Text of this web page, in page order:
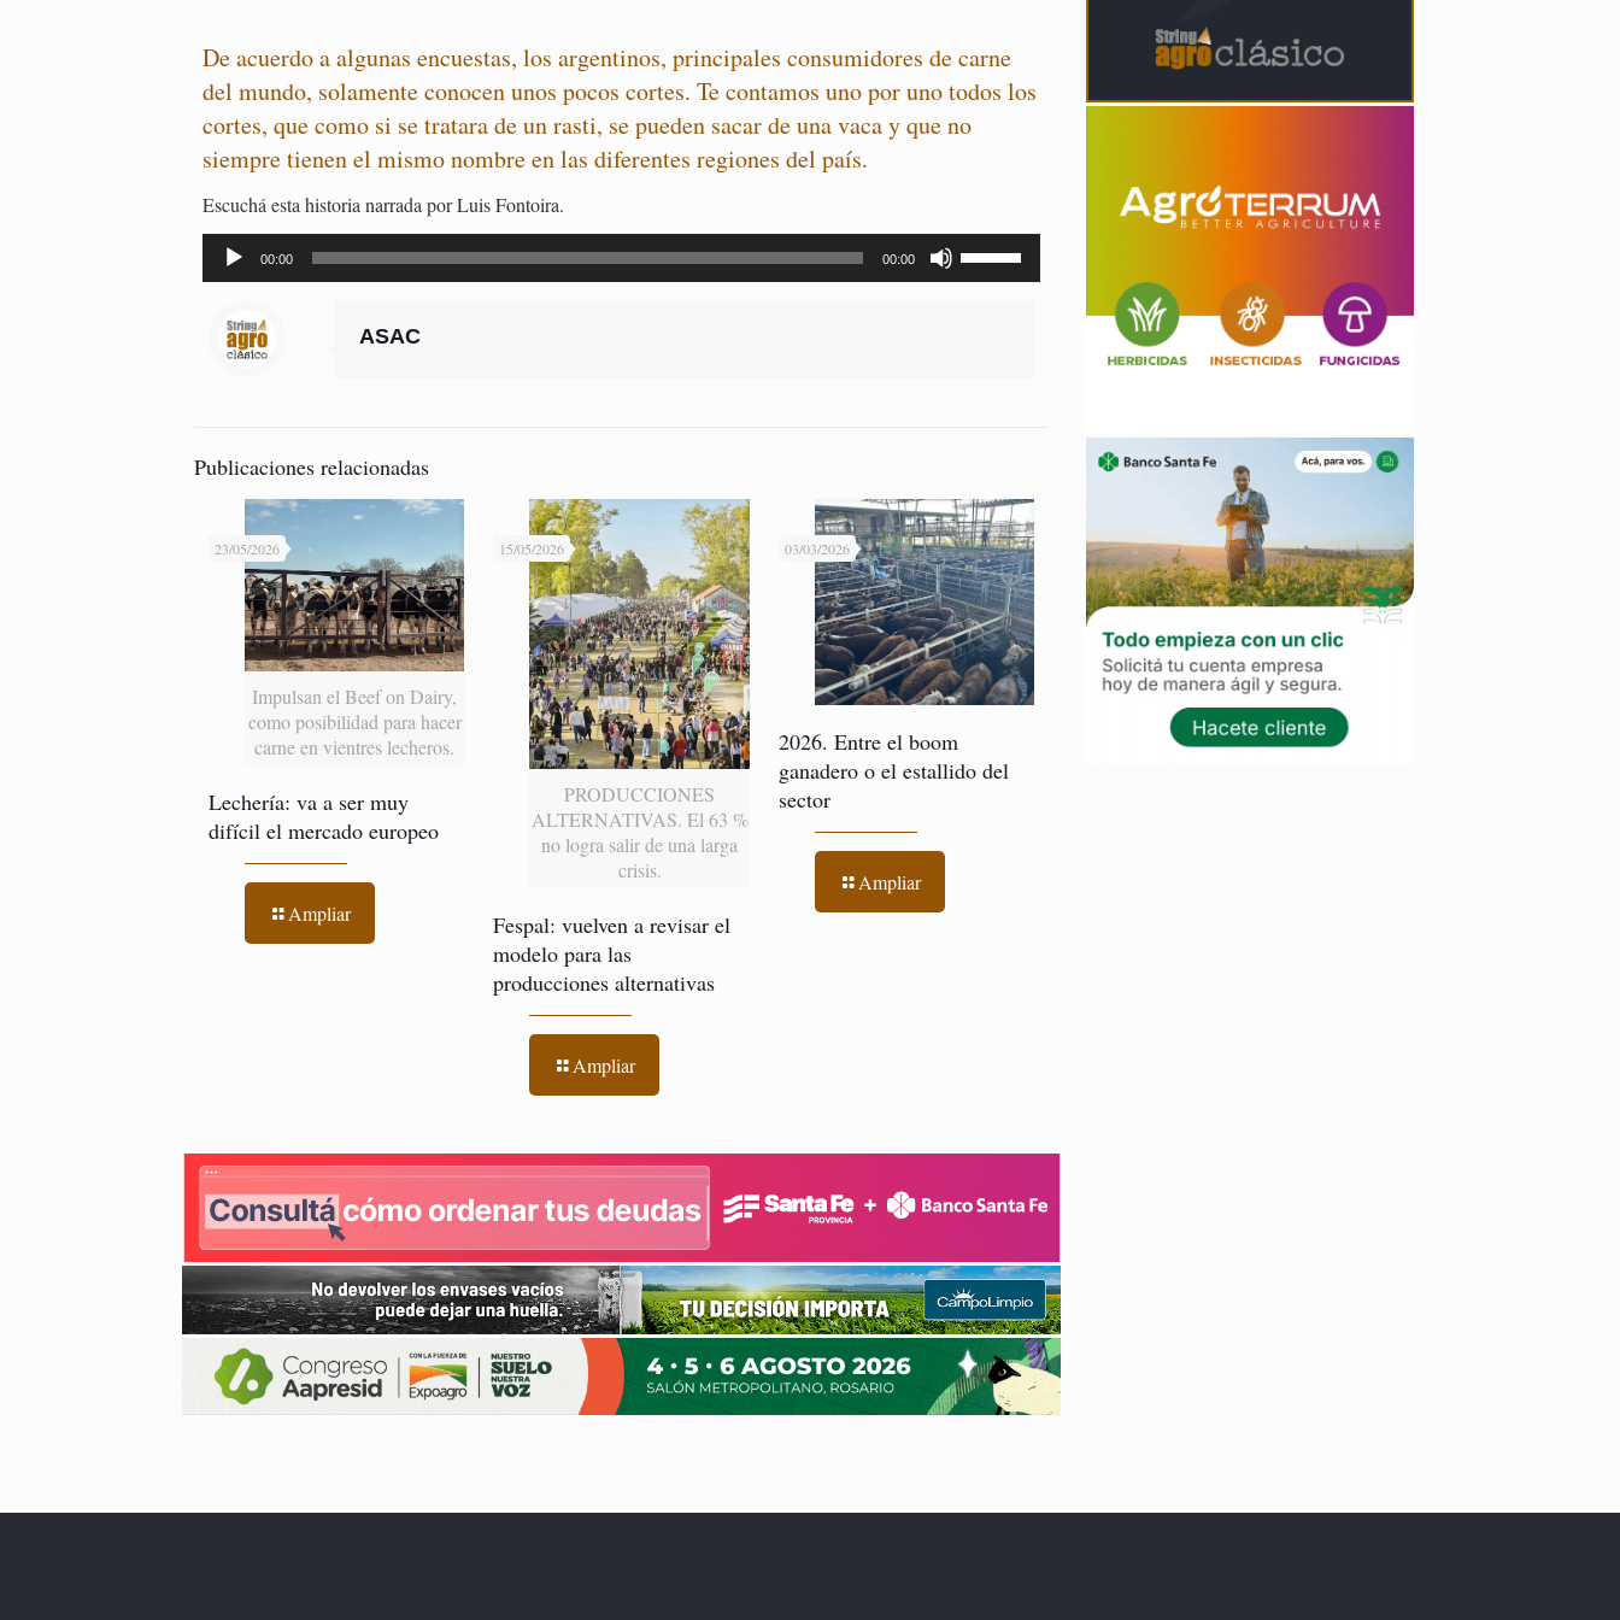
De acuerdo a algunas encuestas, los argentinos, principales consumidores de carne
del mundo, solamente conocen unos pocos cortes. Te contamos uno por uno todos los
cortes, que como si se tratara de un rasti, se pueden sacar de una vaca y que no
siempre tienen el mismo nombre en las diferentes regiones del país.
Escuchá esta historia narrada por Luis Fontoira.
Reproductor
audio
00:00 00:00
las
teclas
ASAC
Publicaciones relacionadas
Impulsan el Beef on Dairy,
como posibilidad para hacer
carne en vientres lecheros.
23/05/2026
Lechería: va a ser muy
difícil el mercado europeo
Ampliar
PRODUCCIONES
ALTERNATIVAS. El 63 %
no logra salir de una larga
crisis.
15/05/2026
Fespal: vuelven a revisar el
modelo para las
producciones alternativas
Ampliar
03/03/2026
2026. Entre el boom
ganadero o el estallido del
sector
Ampliar